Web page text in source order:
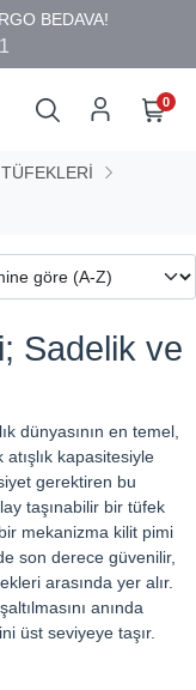
0
Sadelik ve
dünyasının en temel,
kapasitesiyle
gerektiren bu
taşınabilir bir tüfek
mekanizma kilit pimi
son derece güvenilir,
arasında yer alır.
anında
üst seviyeye taşır.